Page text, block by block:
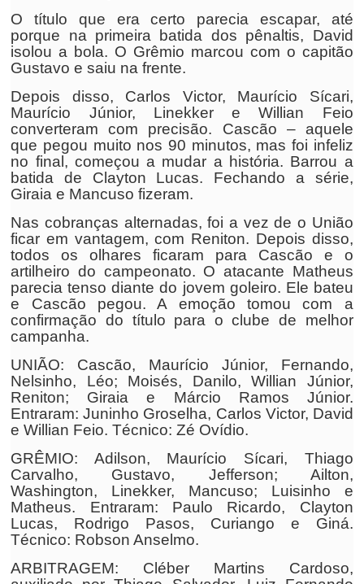
O título que era certo parecia escapar, até
porque na primeira batida dos pênaltis, David
isolou a bola. O Grêmio marcou com o capitão
Gustavo e saiu na frente.
Depois disso, Carlos Victor, Maurício Sícari,
Maurício Júnior, Linekker e Willian Feio
converteram com precisão. Cascão – aquele
que pegou muito nos 90 minutos, mas foi infeliz
no final, começou a mudar a história. Barrou a
batida de Clayton Lucas. Fechando a série,
Giraia e Mancuso fizeram.
Nas cobranças alternadas, foi a vez de o União
ficar em vantagem, com Reniton. Depois disso,
todos os olhares ficaram para Cascão e o
artilheiro do campeonato. O atacante Matheus
parecia tenso diante do jovem goleiro. Ele bateu
e Cascão pegou. A emoção tomou com a
confirmação do título para o clube de melhor
campanha.
UNIÃO: Cascão, Maurício Júnior, Fernando,
Nelsinho, Léo; Moisés, Danilo, Willian Júnior,
Reniton; Giraia e Márcio Ramos Júnior.
Entraram: Juninho Groselha, Carlos Victor, David
e Willian Feio. Técnico: Zé Ovídio.
GRÊMIO: Adilson, Maurício Sícari, Thiago
Carvalho, Gustavo, Jefferson; Ailton,
Washington, Linekker, Mancuso; Luisinho e
Matheus. Entraram: Paulo Ricardo, Clayton
Lucas, Rodrigo Pasos, Curiango e Giná.
Técnico: Robson Anselmo.
ARBITRAGEM: Cléber Martins Cardoso,